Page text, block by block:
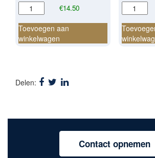
€14.50
Camembert
de
Normandie
aantal
Toevoegen aan
winkelwagen
Beurre
aux
oignons
de
Roscoff
Delen:
Contact opnemen